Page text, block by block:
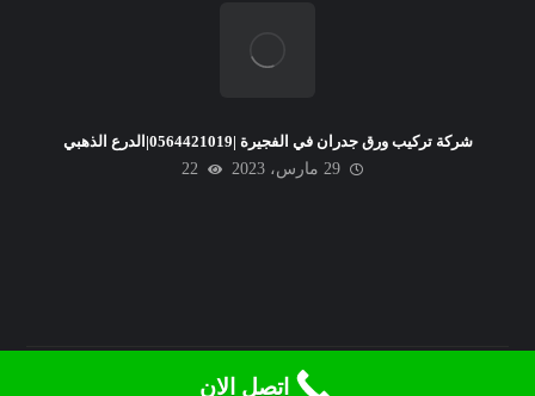
شركة تركيب ورق جدران في الفجيرة |0564421019|الدرع الذهبي
29 مارس، 2023
22
اتصل الان